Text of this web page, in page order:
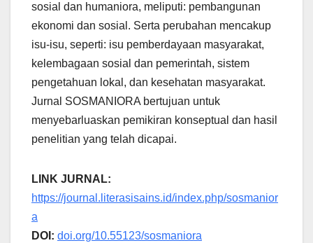
sosial dan humaniora, meliputi: pembangunan
ekonomi dan sosial. Serta perubahan mencakup
isu-isu, seperti: isu pemberdayaan masyarakat,
kelembagaan sosial dan pemerintah, sistem
pengetahuan lokal, dan kesehatan masyarakat.
Jurnal SOSMANIORA bertujuan untuk
menyebarluaskan pemikiran konseptual dan hasil
penelitian yang telah dicapai.
LINK JURNAL:
https://journal.literasisains.id/index.php/sosmanior
a
DOI: doi.org/10.55123/sosmaniora